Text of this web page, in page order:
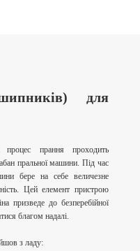
для
прання проходить
пральної машини. Під час
бере на себе величезне
Цей елемент пристрою
призведе до безперебійної
благом надалі.
з ладу: